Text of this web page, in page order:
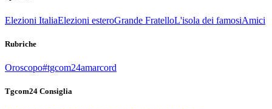
Elezioni ItaliaElezioni esteroGrande FratelloL'isola dei famosiAmici
Rubriche
Oroscopo#tgcom24amarcord
Tgcom24 Consiglia